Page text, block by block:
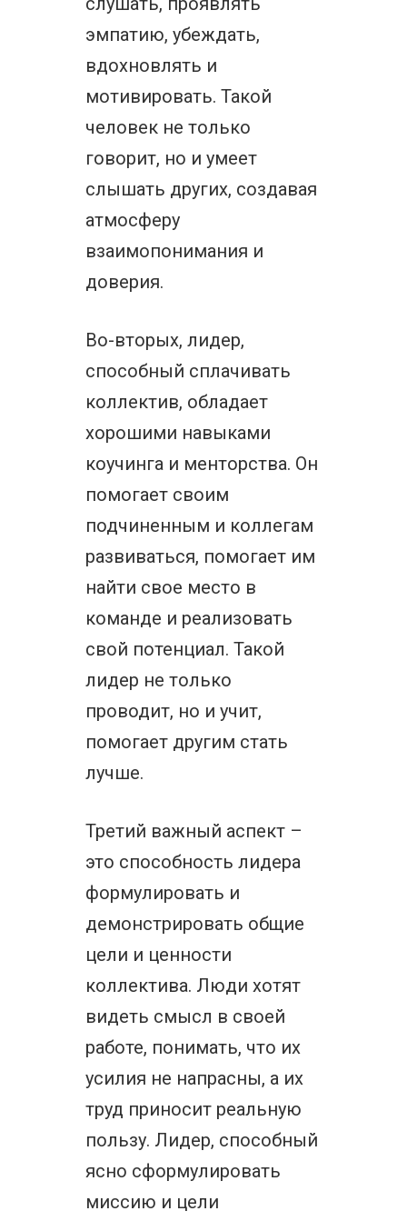
эмпатию, убеждать,
вдохновлять и
мотивировать. Такой
человек не только
говорит, но и умеет
слышать других, создавая
атмосферу
взаимопонимания и
доверия.
Во-вторых, лидер,
способный сплачивать
коллектив, обладает
хорошими навыками
коучинга и менторства. Он
помогает своим
подчиненным и коллегам
развиваться, помогает им
найти свое место в
команде и реализовать
свой потенциал. Такой
лидер не только
проводит, но и учит,
помогает другим стать
лучше.
Третий важный аспект –
это способность лидера
формулировать и
демонстрировать общие
цели и ценности
коллектива. Люди хотят
видеть смысл в своей
работе, понимать, что их
усилия не напрасны, а их
труд приносит реальную
пользу. Лидер, способный
ясно сформулировать
миссию и цели